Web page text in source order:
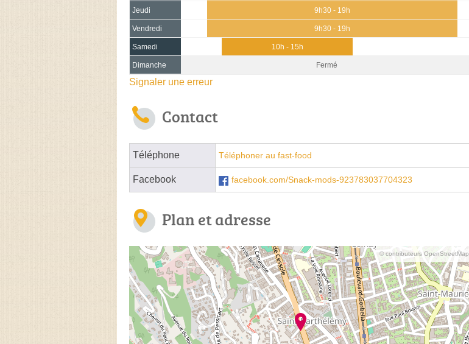
Jeudi 9h30 - 19h
Vendredi 9h30 - 19h
Samedi 10h - 15h
Dimanche Fermé
Signaler une erreur
Contact
Téléphone Téléphoner au fast-food
Facebook facebook.com/Snack-mods-923783037704323
Plan et adresse
© contributeurs OpenStreetMap